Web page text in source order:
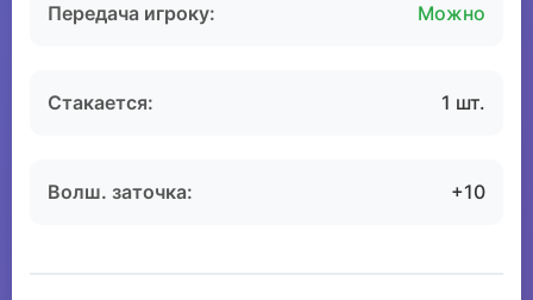
Передача игроку: Можно
Стакается: 1 шт.
Волш. заточка: +10